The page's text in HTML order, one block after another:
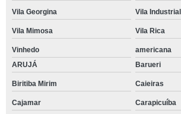
Vila Georgina Vila Industrial
Vila Mimosa Vila Rica
Vinhedo
americana
ARUJÁ
Barueri
Biritiba Mirim Caieiras
Cajamar Carapicuíba